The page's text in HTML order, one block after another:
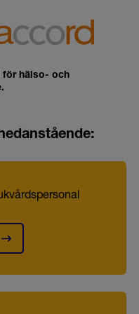
för hälso- och